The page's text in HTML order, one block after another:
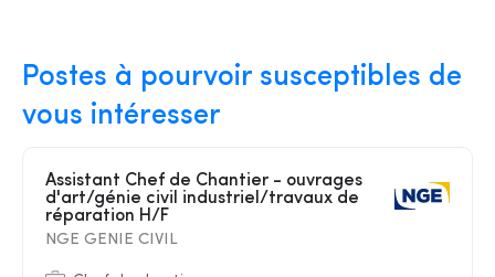
Postes à pourvoir susceptibles de
vous intéresser
Assistant Chef de Chantier - ouvrages
d'art/génie civil industriel/travaux de
réparation H/F
NGE GENIE CIVIL